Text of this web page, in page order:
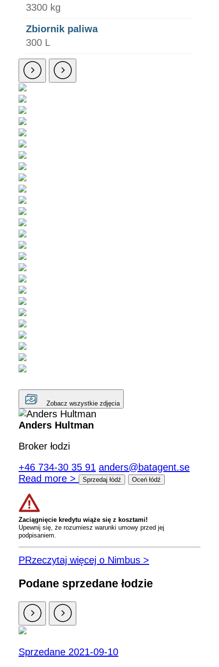
3300 kg
Zbiornik paliwa
300 L
Zobacz wszystkie zdjęcia
Anders Hultman
Broker łodzi
+46 734-30 35 91 anders@batagent.se
Read more >
Sprzedaj łódź Oceń łódź
Zaciągnięcie kredytu wiąże się z kosztami!
Upewnij się, że rozumiesz warunki umowy przed jej
podpisaniem.
PRzeczytaj więcej o Nimbus >
Podane sprzedane łodzie
Sprzedane 2021-09-10